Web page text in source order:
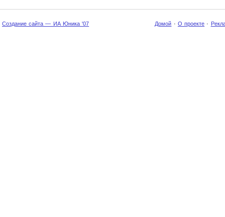
Создание сайта — ИА Юника '07 Домой · О проекте ·